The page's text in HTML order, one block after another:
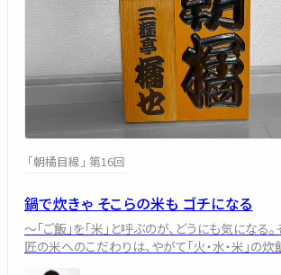
「朝橘目線」 第16回
鍋で炊きゃ そこらの米も ゴチになる
～「ご飯」を「米」と呼ぶのが、どうにも気になる
匠の米へのこだわりは、やがて「火・水・米」の